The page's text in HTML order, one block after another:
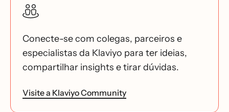
Conecte-se com colegas, parceiros e
especialistas da Klaviyo para ter ideias,
compartilhar insights e tirar dúvidas.
Visite a Klaviyo Community